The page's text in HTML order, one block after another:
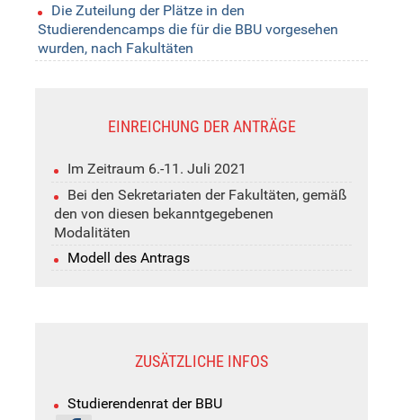
Die Zuteilung der Plätze in den
Studierendencamps die für die BBU vorgesehen
wurden, nach Fakultäten
EINREICHUNG DER ANTRÄGE
Im Zeitraum 6.-11. Juli 2021
Bei den Sekretariaten der Fakultäten, gemäß
den von diesen bekanntgegebenen
Modalitäten
Modell des Antrags
ZUSÄTZLICHE INFOS
Studierendenrat der BBU